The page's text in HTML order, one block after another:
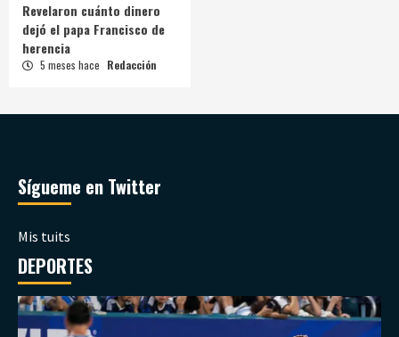
Revelaron cuánto dinero
dejó el papa Francisco de
herencia
5 meses hace Redacción
Sígueme en Twitter
Mis tuits
DEPORTES